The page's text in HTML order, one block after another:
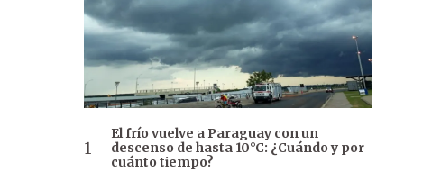
El frío vuelve a Paraguay con un
descenso de hasta 10°C: ¿Cuándo y por
cuánto tiempo?